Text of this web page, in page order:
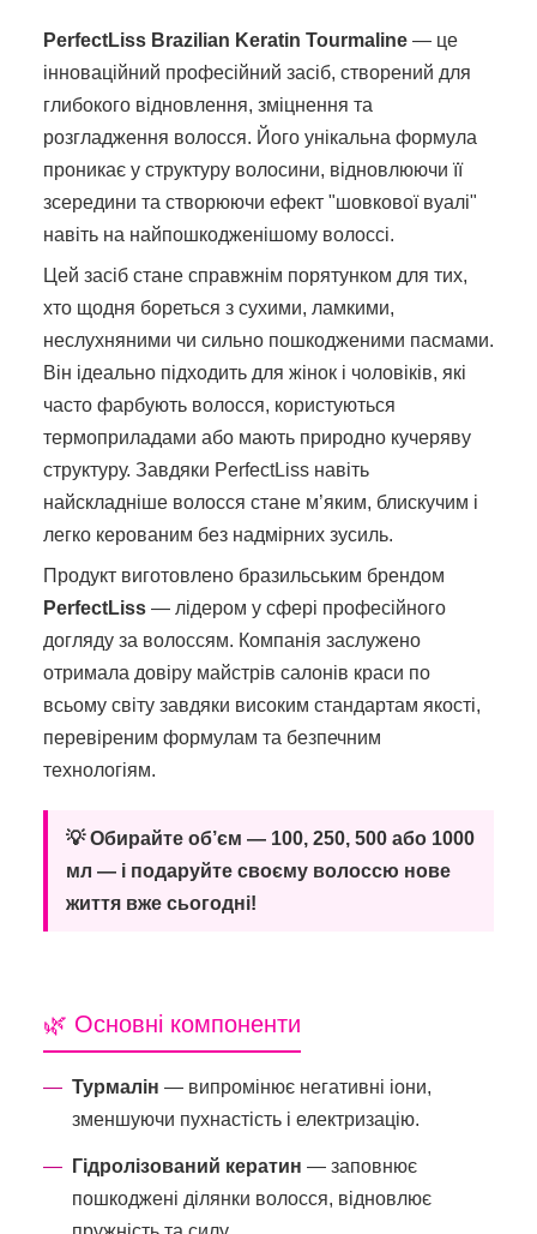
PerfectLiss Brazilian Keratin Tourmaline — це
інноваційний професійний засіб, створений для
глибокого відновлення, зміцнення та
розгладження волосся. Його унікальна формула
проникає у структуру волосини, відновлюючи її
зсередини та створюючи ефект "шовкової вуалі"
навіть на найпошкодженішому волоссі.
Цей засіб стане справжнім порятунком для тих,
хто щодня бореться з сухими, ламкими,
неслухняними чи сильно пошкодженими пасмами.
Він ідеально підходить для жінок і чоловіків, які
часто фарбують волосся, користуються
термоприладами або мають природно кучеряву
структуру. Завдяки PerfectLiss навіть
найскладніше волосся стане м’яким, блискучим і
легко керованим без надмірних зусиль.
Продукт виготовлено бразильським брендом
PerfectLiss — лідером у сфері професійного
догляду за волоссям. Компанія заслужено
отримала довіру майстрів салонів краси по
всьому світу завдяки високим стандартам якості,
перевіреним формулам та безпечним
технологіям.
💡 Обирайте об’єм — 100, 250, 500 або 1000
мл — і подаруйте своєму волоссю нове
життя вже сьогодні!
🌿 Основні компоненти
Турмалін — випромінює негативні іони,
зменшуючи пухнастість і електризацію.
Гідролізований кератин — заповнює
пошкоджені ділянки волосся, відновлює